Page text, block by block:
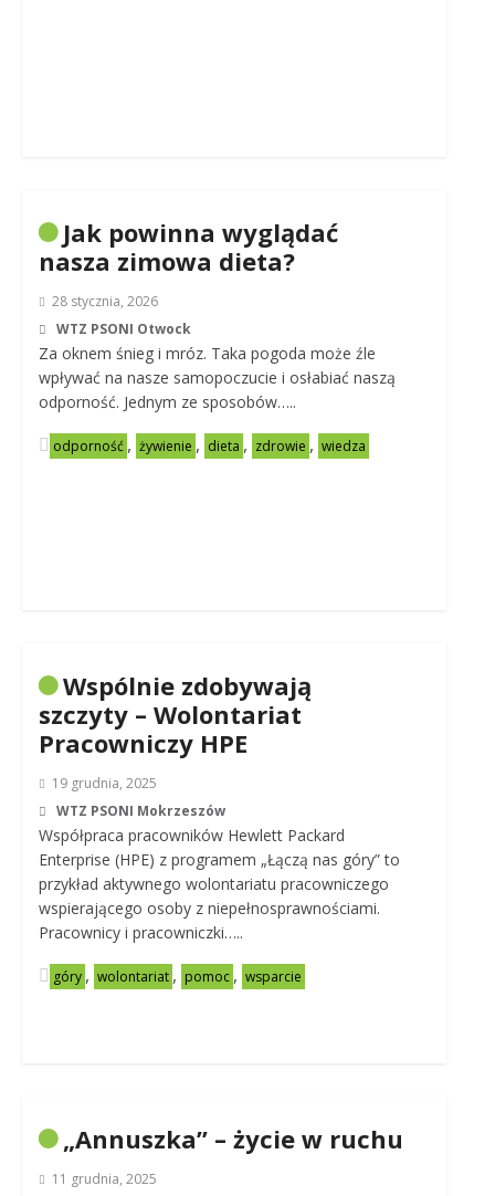
Jak powinna wyglądać
nasza zimowa dieta?
28 stycznia, 2026
WTZ PSONI Otwock
Za oknem śnieg i mróz. Taka pogoda może źle
wpływać na nasze samopoczucie i osłabiać naszą
odporność. Jednym ze sposobów…..
odporność , żywienie , dieta , zdrowie , wiedza
Wspólnie zdobywają
szczyty – Wolontariat
Pracowniczy HPE
19 grudnia, 2025
WTZ PSONI Mokrzeszów
Współpraca pracowników Hewlett Packard
Enterprise (HPE) z programem „Łączą nas góry” to
przykład aktywnego wolontariatu pracowniczego
wspierającego osoby z niepełnosprawnościami.
Pracownicy i pracowniczki…..
góry , wolontariat , pomoc , wsparcie
„Annuszka” – życie w ruchu
11 grudnia, 2025